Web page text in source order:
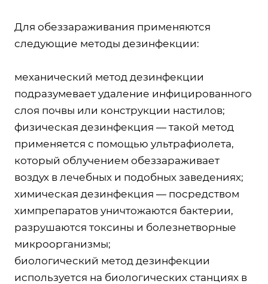
Для обеззараживания применяются
следующие методы дезинфекции:
механический метод дезинфекции
подразумевает удаление инфицированного
слоя почвы или конструкции настилов;
физическая дезинфекция — такой метод
применяется с помощью ультрафиолета,
который облучением обеззараживает
воздух в лечебных и подобных заведениях;
химическая дезинфекция — посредством
химпрепаратов уничтожаются бактерии,
разрушаются токсины и болезнетворные
микроорганизмы;
биологический метод дезинфекции
используется на биологических станциях в